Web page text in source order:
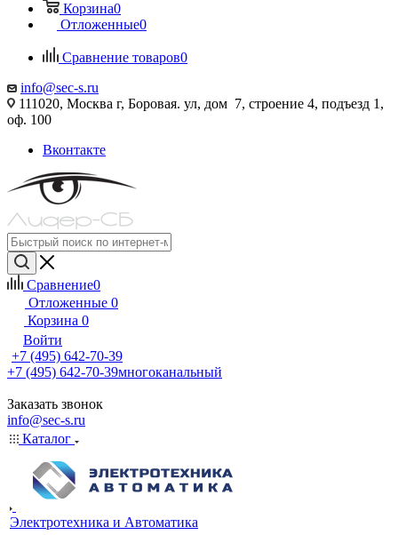
Корзина0
Отложенные0
Сравнение товаров0
info@sec-s.ru
111020, Москва г, Боровая. ул, дом 7, строение 4, подъезд 1,
оф. 100
Вконтакте
Сравнение0
Отложенные 0
Корзина 0
Войти
+7 (495) 642-70-39
+7 (495) 642-70-39многоканальный
Заказать звонок
info@sec-s.ru
Каталог
Электротехника и Автоматика